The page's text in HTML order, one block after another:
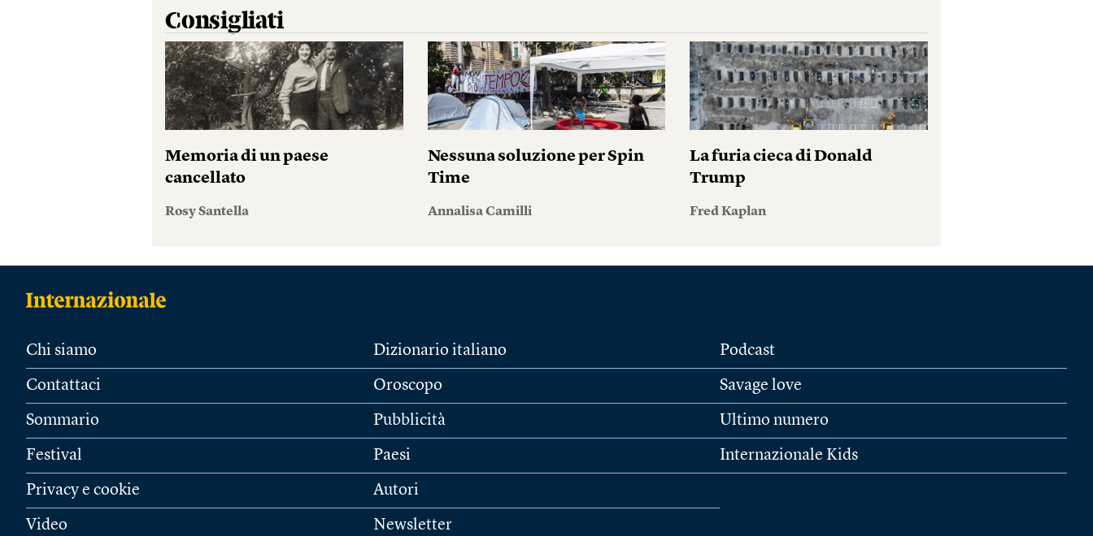
Consigliati
Memoria di un paese
cancellato
Rosy Santella
Nessuna soluzione per Spin
Time
Annalisa Camilli
La furia cieca di Donald
Trump
Fred Kaplan
Chi siamo
Contattaci
Sommario
Festival
Privacy e cookie
Video
Dizionario italiano
Oroscopo
Pubblicità
Paesi
Autori
Newsletter
Podcast
Savage love
Ultimo numero
Internazionale Kids